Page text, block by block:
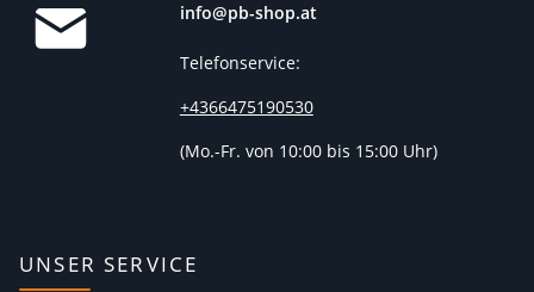
info@pb-shop.at
Telefonservice:
+4366475190530
(Mo.-Fr. von 10:00 bis 15:00 Uhr)
UNSER SERVICE